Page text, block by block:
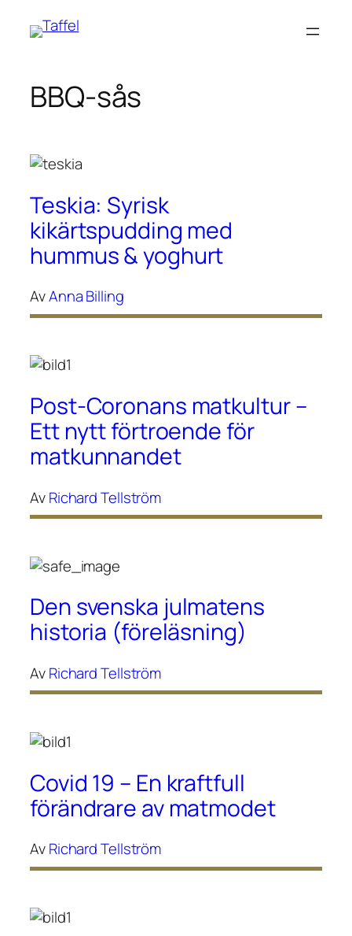
Hoppa
BBQ-sås
Teskia: Syrisk
kikärtspudding med
hummus & yoghurt
AvAnna Billing
Post-Coronans matkultur –
Ett nytt förtroende för
matkunnandet
AvRichard Tellström
Den svenska julmatens
historia (föreläsning)
AvRichard Tellström
Covid 19 – En kraftfull
förändrare av matmodet
AvRichard Tellström